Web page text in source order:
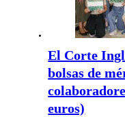
El Corte
bolsas de
euros)